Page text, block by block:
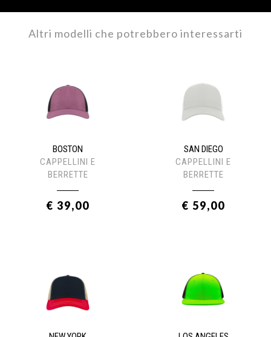
Altri modelli che potrebbero interessarti
BOSTON
CAPPELLINI E
BERRETTE
€ 39,00
SAN DIEGO
CAPPELLINI E
BERRETTE
€ 59,00